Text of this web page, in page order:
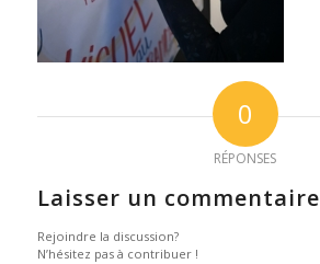
0
RÉPONSES
Laisser un commentaire
Rejoindre la discussion?
N’hésitez pas à contribuer !